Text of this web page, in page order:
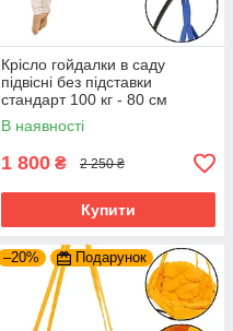
Крісло гойдалки в саду
підвісні без підставки
стандарт 100 кг - 80 см
Синій. Від виробників. Крісло-
гамак
В наявності
1 800 ₴ 2 250 ₴
Купити
–20% Подарунок